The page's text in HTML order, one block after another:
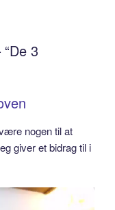
3
nogen til at
giver et bidrag til i